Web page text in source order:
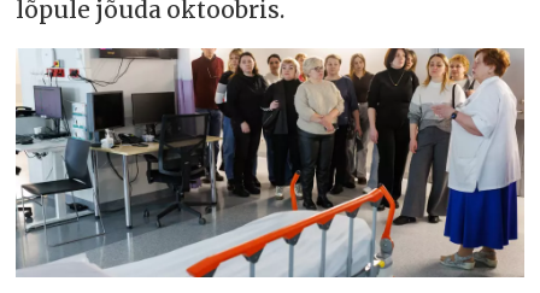
lõpule jõuda oktoobris.